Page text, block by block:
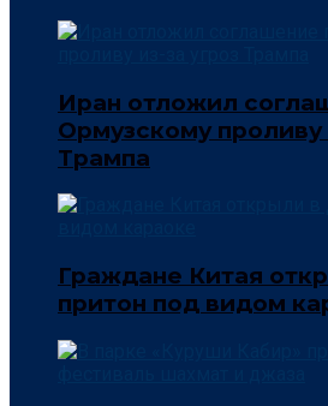
Иран отложил
Ормузскому проливу
Трампа
Граждане Китая
притон под видом